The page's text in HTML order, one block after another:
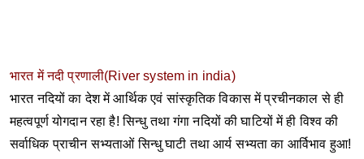
भारत में नदी प्रणाली(River system in india)
भारत नदियों का देश में आर्थिक एवं सांस्कृतिक विकास में प्रचीनकाल से ही
महत्वपूर्ण योगदान रहा है! सिन्धु तथा गंगा नदियों की घाटियों में ही विश्व की
सर्वाधिक प्राचीन सभ्यताओं सिन्धु घाटी तथा आर्य सभ्यता का आर्विभाव हुआ!